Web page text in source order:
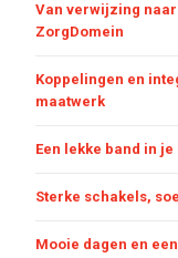
Van verwijzing
ZorgDomein
Koppelingen en
maatwerk
Een lekke band in
Sterke schakels,
Mooie dagen en